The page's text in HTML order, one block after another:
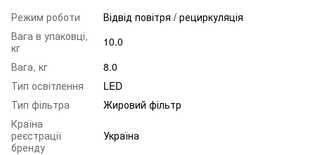
Режим роботи
Відвід повітря / рециркуляція
Вага в упаковці,
кг
10.0
Вага, кг
8.0
Тип освітлення
LED
Тип фільтра
Жировий фільтр
Країна
реєстрації
бренду
Україна